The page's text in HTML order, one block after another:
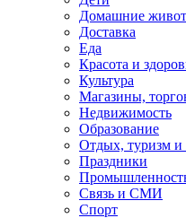
Домашние
Доставка
Еда
Красота и
Культура
Магазины,
Недвижимость
Образование
Отдых, туризм и
Праздники
Связь и СМИ
Спорт